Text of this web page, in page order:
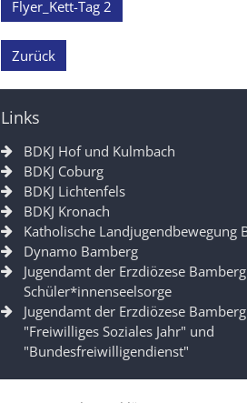
Flyer_Kett-Tag 2
Zurück
Links
BDKJ Hof und Kulmbach
BDKJ Coburg
BDKJ Lichtenfels
BDKJ Kronach
Katholische Landjugendbewegung
Dynamo Bamberg
Jugendamt der Erzdiözese
Schüler*innenseelsorge
Jugendamt der Erzdiözese
"Freiwilliges Soziales Jahr" und
"Bundesfreiwilligendienst"